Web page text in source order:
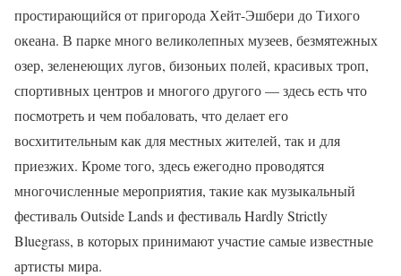
простирающийся от пригорода Хейт-Эшбери до Тихого
океана. В парке много великолепных музеев, безмятежных
озер, зеленеющих лугов, бизоньих полей, красивых троп,
спортивных центров и многого другого — здесь есть что
посмотреть и чем побаловать, что делает его
восхитительным как для местных жителей, так и для
приезжих. Кроме того, здесь ежегодно проводятся
многочисленные мероприятия, такие как музыкальный
фестиваль Outside Lands и фестиваль Hardly Strictly
Bluegrass, в которых принимают участие самые известные
артисты мира.